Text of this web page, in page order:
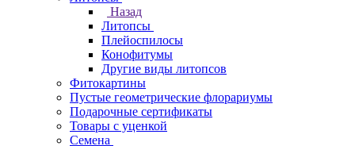
Назад
Литопсы
Плейоспилосы
Конофитумы
Другие виды литопсов
Фитокартины
Пустые геометрические флорариумы
Подарочные сертификаты
Товары с уценкой
Семена